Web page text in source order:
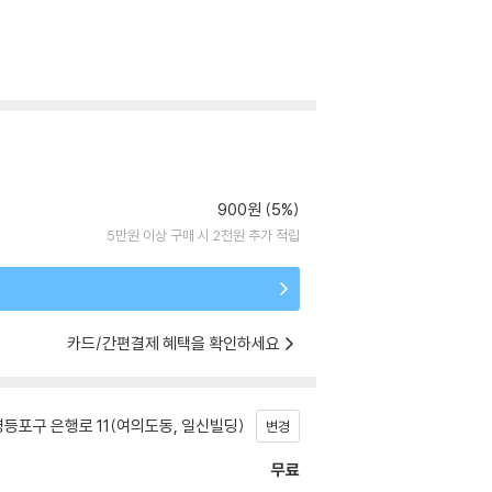
900원 (5%)
5만원 이상 구매 시 2천원 추가 적립
카드/간편결제 혜택을 확인하세요
포구 은행로 11(여의도동, 일신빌딩) 변경
무료